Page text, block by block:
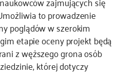
to prowadzenie
poglądów w szerokim
etapie oceny projekt będą
z węższego grona osób
której dotyczy